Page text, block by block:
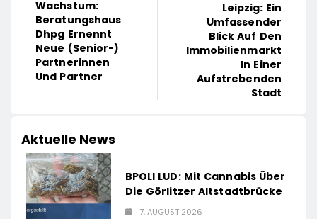
Wachstum:
Beratungshaus
Dhpg Ernennt
Neue (Senior-)
Partnerinnen
Und Partner
Leipzig: Ein
Umfassender
Blick Auf Den
Immobilienmarkt
In Einer
Aufstrebenden
Stadt
Aktuelle News
BPOLI LUD: Mit Cannabis Über
Die Görlitzer Altstadtbrücke
7. AUGUST 2026